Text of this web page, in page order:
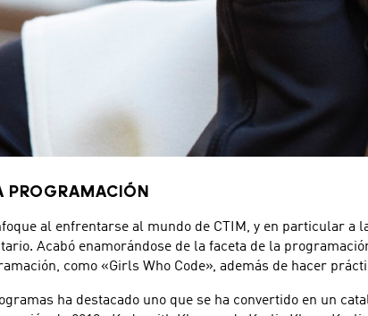
PROGRAMACIÓN
al enfrentarse al mundo de CTIM, y en particular
Acabó enamorándose de la faceta de la
como «Girls Who Code», además de hacer
ha destacado uno que se ha convertido en un